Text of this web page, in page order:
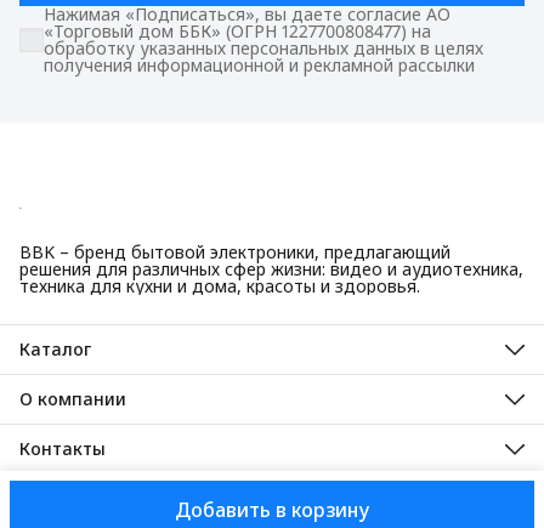
Добавить в корзину
Нажимая «Подписаться», вы даете согласие АО
«Торговый дом ББК» (ОГРН 1227700808477) на
обработку указанных персональных данных в целях
получения информационной и рекламной рассылки
BBK – бренд бытовой электроники, предлагающий
решения для различных сфер жизни: видео и аудиотехника,
техника для кухни и дома, красоты и здоровья.
Каталог
Красота и здоровье
Техника для кухни
Техника для дома
ТВ, аудио, видео
О компании
О нас
Гарантийные обязательства
Контакты
Адрес
125445, город Москва, Ленинградское шоссе, дом 65, стр. 3
АО Торговый дом ББК, 2025ДоставкаОплата